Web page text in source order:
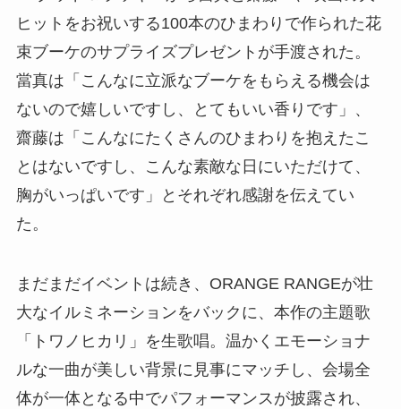
ヒットをお祝いする100本のひまわりで作られた花
束ブーケのサプライズプレゼントが手渡された。
當真は「こんなに立派なブーケをもらえる機会は
ないので嬉しいですし、とてもいい香りです」、
齋藤は「こんなにたくさんのひまわりを抱えたこ
とはないですし、こんな素敵な日にいただけて、
胸がいっぱいです」とそれぞれ感謝を伝えてい
た。
まだまだイベントは続き、ORANGE RANGEが壮
大なイルミネーションをバックに、本作の主題歌
「トワノヒカリ」を生歌唱。温かくエモーショナ
ルな一曲が美しい背景に見事にマッチし、会場全
体が一体となる中でパフォーマンスが披露され、